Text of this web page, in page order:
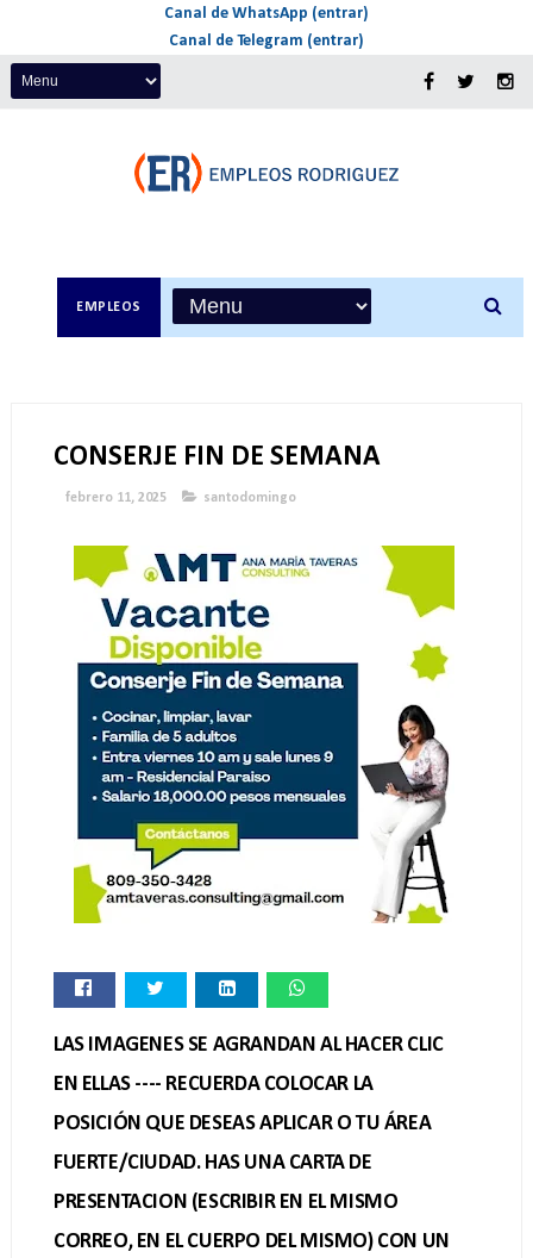
Canal de WhatsApp (entrar)
Canal de Telegram (entrar)
EMPLEOS
CONSERJE FIN DE SEMANA
febrero 11, 2025 santodomingo
LAS IMAGENES SE AGRANDAN AL HACER CLIC
EN ELLAS ---- RECUERDA COLOCAR LA
POSICIÓN QUE DESEAS APLICAR O TU ÁREA
FUERTE/CIUDAD. HAS UNA CARTA DE
PRESENTACION (ESCRIBIR EN EL MISMO
CORREO, EN EL CUERPO DEL MISMO) CON UN